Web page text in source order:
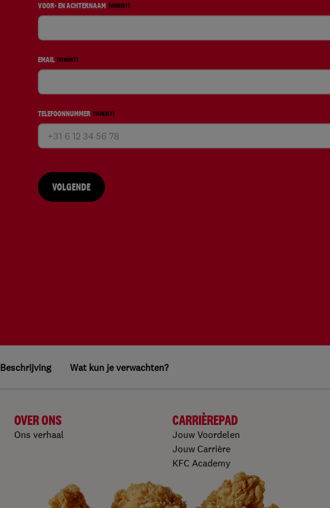
VOOR- EN ACHTERNAAM (VEREIST)
EMAIL (VEREIST)
TELEFOONNUMMER (VEREIST)
VOLGENDE
Beschrijving Wat kun je verwachten?
OVER ONS
Ons verhaal
CARRIÈREPAD
Jouw Voordelen
Jouw Carrière
KFC Academy